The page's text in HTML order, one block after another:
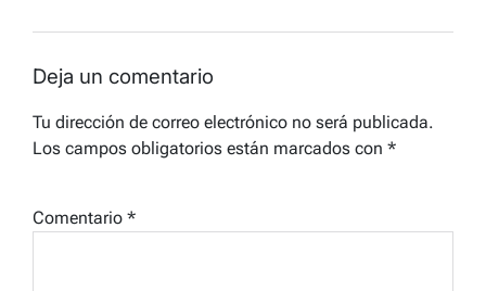
Deja un comentario
Tu dirección de correo electrónico no será publicada.
Los campos obligatorios están marcados con *
Comentario *